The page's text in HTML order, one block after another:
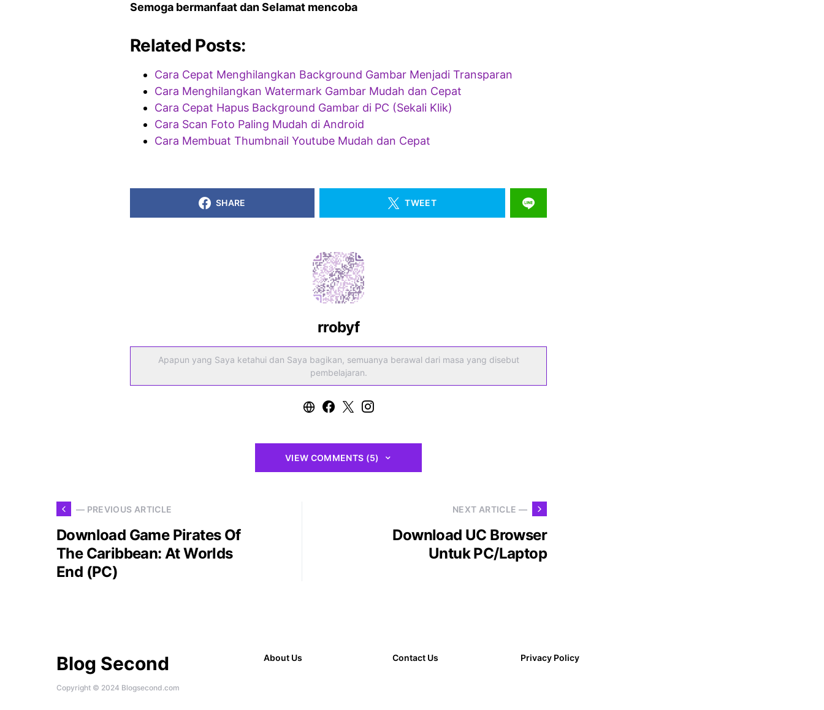
Semoga bermanfaat dan Selamat mencoba
Related Posts:
Cara Cepat Menghilangkan Background Gambar Menjadi Transparan
Cara Menghilangkan Watermark Gambar Mudah dan Cepat
Cara Cepat Hapus Background Gambar di PC (Sekali Klik)
Cara Scan Foto Paling Mudah di Android
Cara Membuat Thumbnail Youtube Mudah dan Cepat
SHARE TWEET
rrobyf
Apapun yang Saya ketahui dan Saya bagikan, semuanya berawal dari masa yang disebut
pembelajaran.
VIEW COMMENTS (5)
— PREVIOUS ARTICLE
Download Game Pirates Of
The Caribbean: At Worlds
End (PC)
NEXT ARTICLE —
Download UC Browser
Untuk PC/Laptop
Blog Second
Copyright © 2024 Blogsecond.com
About Us Contact Us Privacy Policy